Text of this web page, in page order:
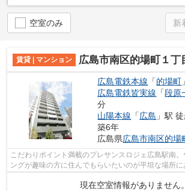
空室のみ
賃貸 | マンション 広島市南区的場町１丁目の
広島電鉄本線 「的場町
広島電鉄皆実線 「段原
分
山陽本線 「広島 」駅
築6年
広島県広島市南区的場
こだわりポイント満載のプレサンスロジェ広島駅南
ングが趣味の方に住んでもらいたいのが平坦な場所
現在空室情報がありません。